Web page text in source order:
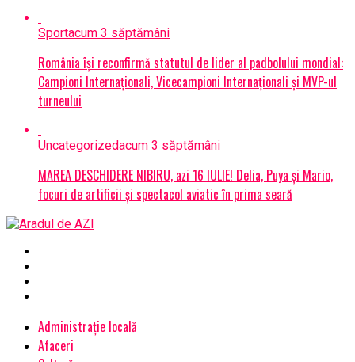
Sportacum 3 săptămâni
România își reconfirmă statutul de lider al padbolului mondial:
Campioni Internaționali, Vicecampioni Internaționali și MVP-ul
turneului
Uncategorizedacum 3 săptămâni
MAREA DESCHIDERE NIBIRU, azi 16 IULIE! Delia, Puya și Mario,
focuri de artificii și spectacol aviatic în prima seară
Administrație locală
Afaceri